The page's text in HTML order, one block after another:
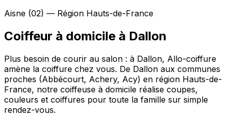
Aisne (02) — Région Hauts-de-France
Coiffeur à domicile à Dallon
Plus besoin de courir au salon : à Dallon, Allo-coiffure
amène la coiffure chez vous. De Dallon aux communes
proches (Abbécourt, Achery, Acy) en région Hauts-de-
France, notre coiffeuse à domicile réalise coupes,
couleurs et coiffures pour toute la famille sur simple
rendez-vous.